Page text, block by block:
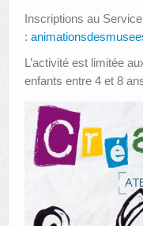
Inscriptions au
:
L’activité est limitée
enfants entre 4 et 8